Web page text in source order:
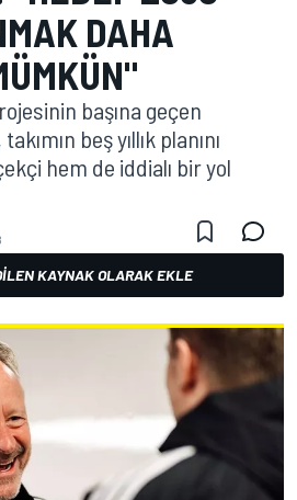
DAHA
başına geçen
beş yıllık planını
hem de iddialı bir yol
KAYNAK OLARAK EKLE